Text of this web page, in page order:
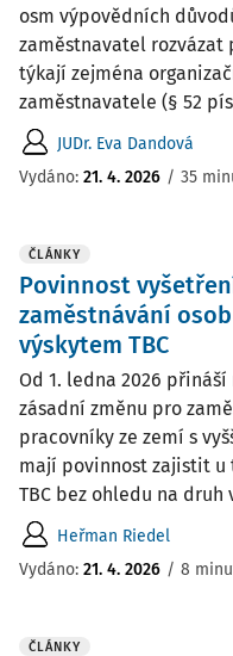
osm výpovědních
zaměstnavatel rozvázat
týkají zejména
zaměstnavatele (§ 52
JUDr. Eva Dandová
Vydáno: 21. 4. 2026 / 35
ČLÁNKY
Povinnost
zaměstnávání
výskytem TBC
Od 1. ledna 2026 přináší
zásadní změnu pro
pracovníky ze zemí s
mají povinnost zajistit u
TBC bez ohledu na druh
Heřman Riedel
Vydáno: 21. 4. 2026 / 8
ČLÁNKY